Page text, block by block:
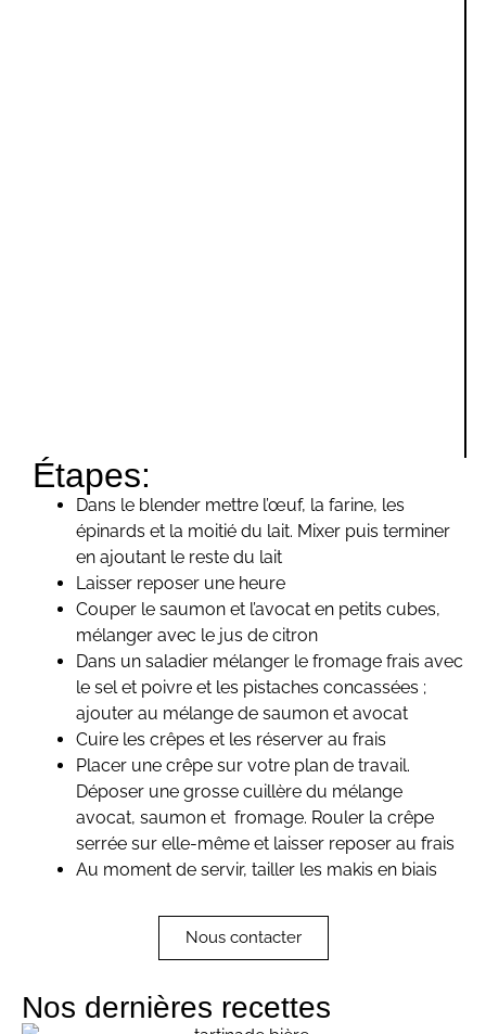
Étapes:
Dans le blender mettre l’œuf, la farine, les
épinards et la moitié du lait. Mixer puis terminer
en ajoutant le reste du lait
Laisser reposer une heure
Couper le saumon et l’avocat en petits cubes,
mélanger avec le jus de citron
Dans un saladier mélanger le fromage frais avec
le sel et poivre et les pistaches concassées ;
ajouter au mélange de saumon et avocat
Cuire les crêpes et les réserver au frais
Placer une crêpe sur votre plan de travail.
Déposer une grosse cuillère du mélange
avocat, saumon et fromage. Rouler la crêpe
serrée sur elle-même et laisser reposer au frais
Au moment de servir, tailler les makis en biais
Nous contacter
Nos dernières recettes